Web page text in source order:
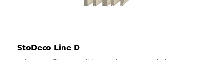
StoDeco Line D